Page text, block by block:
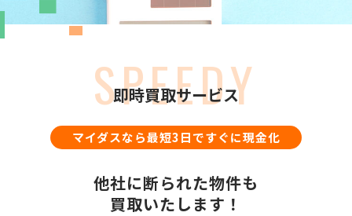
SPEEDY
即時買取サービス
マイダスなら最短3日ですぐに現金化
他社に断られた物件も
買取いたします！